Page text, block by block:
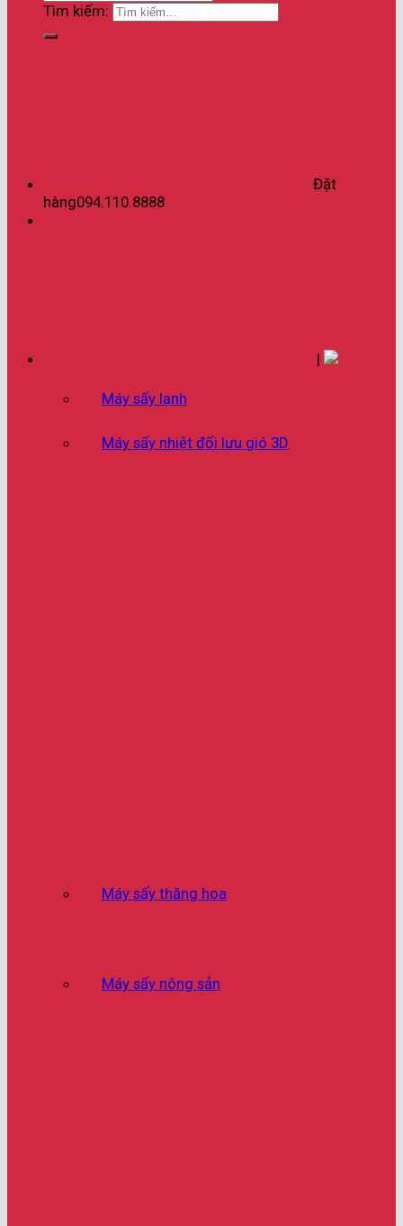
Tìm kiếm:
Đặt
hàng094.110.8888
|
Máy sấy lạnh
Máy sấy nhiệt đối lưu gió 3D
Máy sấy thăng hoa
Máy sấy nông sản